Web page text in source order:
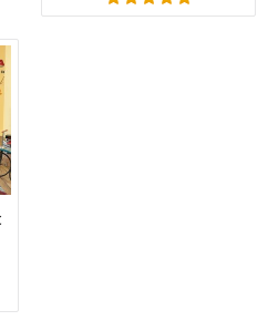
cu preturi accesibile produse cu mare
sa..
1.828 Lei
- furnizor delistat